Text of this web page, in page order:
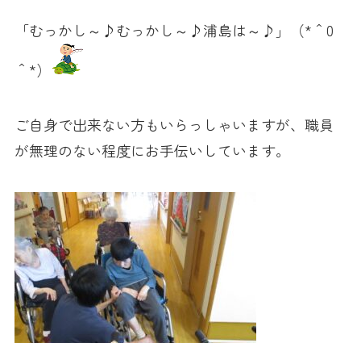
「むっかし～♪むっかし～♪浦島は～♪」（*＾0
＾*）
ご自身で出来ない方もいらっしゃいますが、職員
が無理のない程度にお手伝いしています。